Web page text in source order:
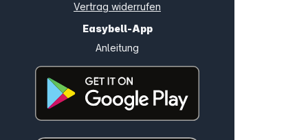
Vertrag widerrufen
Easybell-App
Anleitung